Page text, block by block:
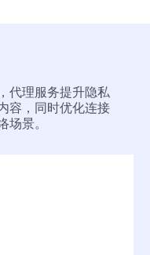
代理服务提升隐私
容，同时优化连接
景。